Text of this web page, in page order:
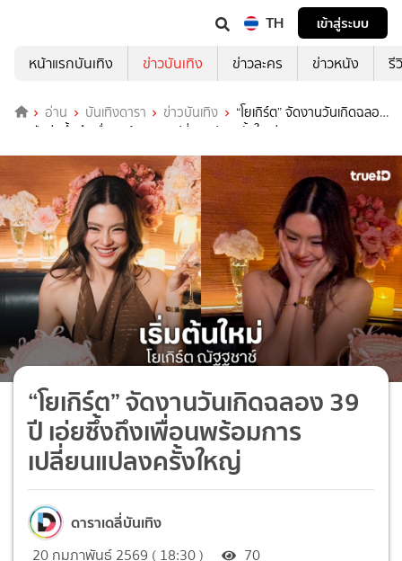
TH
เข้าสู่ระบบ
หน้าแรกบันเทิง
ข่าวบันเทิง ข่าวละคร ข่าวหนัง รี
อ่าน บันเทิงดารา ข่าวบันเทิง
“โยเกิร์ต” จัดงานวันเกิดฉลอง
39 ปี เอ่ยซึ้งถึงเพื่อนพร้อมการเปลี่ยนแปลงครั้งใหญ่
“โยเกิร์ต” จัดงานวันเกิดฉลอง 39
ปี เอ่ยซึ้งถึงเพื่อนพร้อมการ
เปลี่ยนแปลงครั้งใหญ่
ดาราเดลี่บันเทิง
20 กุมภาพันธ์ 2569 ( 18:30 ) 70